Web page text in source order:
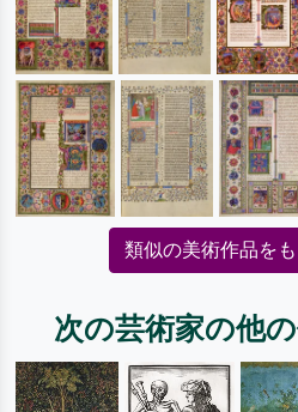
類似の美術作品を
次の芸術家の他